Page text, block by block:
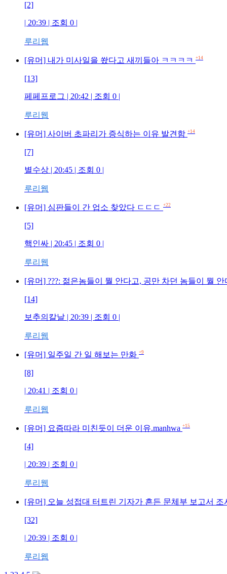
[2]
| 20:39 | 조회 0 |
루리웹
[유머] 내가 미사일을 쐈다고 새끼들아 ㅋㅋㅋㅋ +14
[13]
페페프로그 | 20:42 | 조회 0 |
루리웹
[유머] 사이버 초파리가 증식하는 이유 발견함 +14
[7]
별수상 | 20:45 | 조회 0 |
루리웹
[유머] 심판들이 간 업소 찾았다 ㄷㄷㄷ +22
[5]
핵인싸 | 20:45 | 조회 0 |
루리웹
[유머] ???: 젊은놈들이 뭘 안다고, 공만 차던 놈들이 뭘 안
[14]
보추의칼날 | 20:39 | 조회 0 |
루리웹
[유머] 일주일 간 일 해보는 만화 +9
[8]
| 20:41 | 조회 0 |
루리웹
[유머] 요즘따라 미친듯이 더운 이유.manhwa +15
[4]
| 20:39 | 조회 0 |
루리웹
[유머] 오늘 성접대 터트린 기자가 흔든 문체부 보고서 조
[32]
| 20:39 | 조회 0 |
루리웹